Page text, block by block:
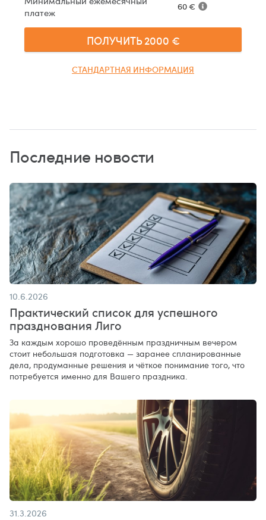
платеж
60€
ПОЛУЧИТЬ2000 €
СТАНДАРТНАЯ ИНФОРМАЦИЯ
Последние новости
10.6.2026
Практический список для успешного
празднования Лиго
За каждым хорошо проведённым праздничным вечером
стоит небольшая подготовка — заранее спланированные
дела, продуманные решения и чёткое понимание того, что
потребуется именно для Вашего праздника.
31.3.2026